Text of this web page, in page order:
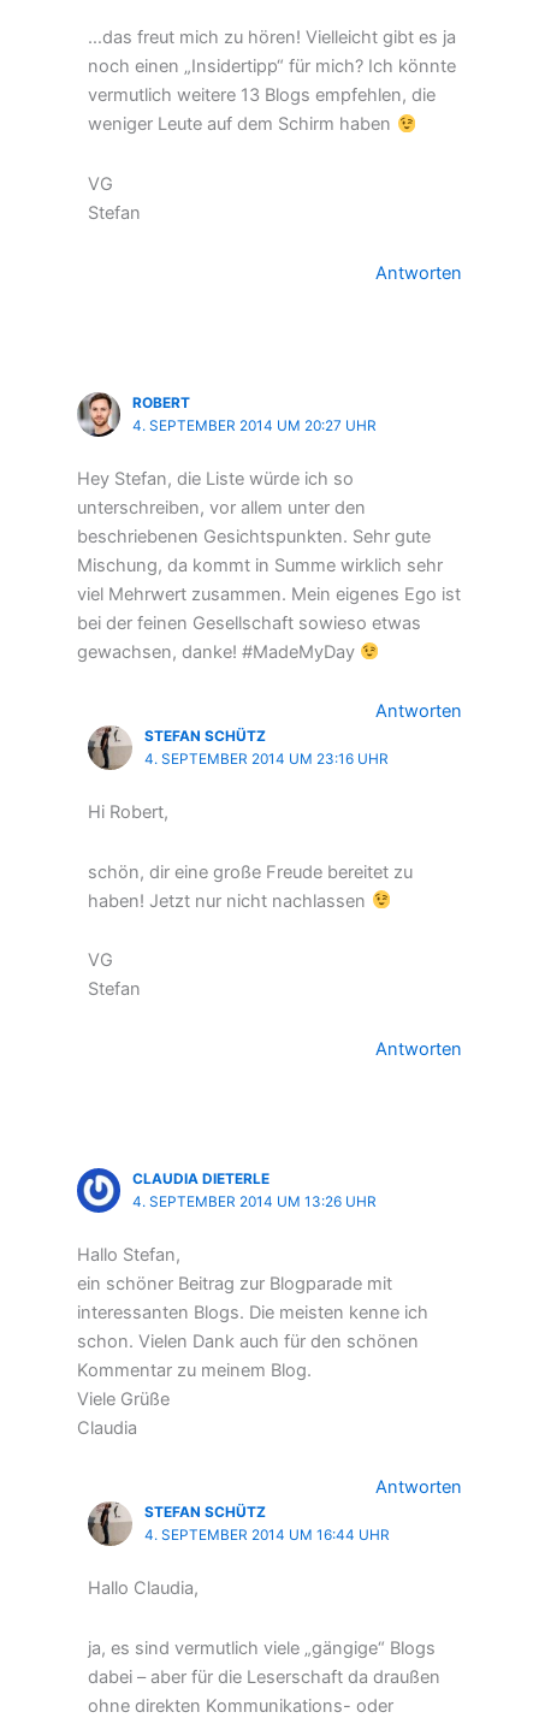
…das freut mich zu hören! Vielleicht gibt es ja
noch einen „Insidertipp“ für mich? Ich könnte
vermutlich weitere 13 Blogs empfehlen, die
weniger Leute auf dem Schirm haben
VG
Stefan
Antworten
ROBERT
4. SEPTEMBER 2014 UM 20:27 UHR
Hey Stefan, die Liste würde ich so
unterschreiben, vor allem unter den
beschriebenen Gesichtspunkten. Sehr gute
Mischung, da kommt in Summe wirklich sehr
viel Mehrwert zusammen. Mein eigenes Ego ist
bei der feinen Gesellschaft sowieso etwas
gewachsen, danke! #MadeMyDay
Antworten
STEFAN SCHÜTZ
4. SEPTEMBER 2014 UM 23:16 UHR
Hi Robert,
schön, dir eine große Freude bereitet zu
haben! Jetzt nur nicht nachlassen
VG
Stefan
Antworten
CLAUDIA DIETERLE
4. SEPTEMBER 2014 UM 13:26 UHR
Hallo Stefan,
ein schöner Beitrag zur Blogparade mit
interessanten Blogs. Die meisten kenne ich
schon. Vielen Dank auch für den schönen
Kommentar zu meinem Blog.
Viele Grüße
Claudia
Antworten
STEFAN SCHÜTZ
4. SEPTEMBER 2014 UM 16:44 UHR
Hallo Claudia,
ja, es sind vermutlich viele „gängige“ Blogs
dabei – aber für die Leserschaft da draußen
ohne direkten Kommunikations- oder